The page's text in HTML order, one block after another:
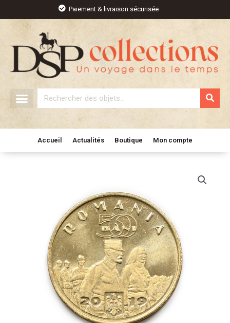
contenu
Paiement & livraison sécurisée
Rechercher
Accueil Actualités Boutique Mon compte